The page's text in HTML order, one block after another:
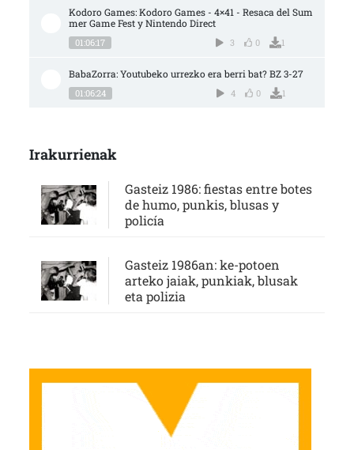
Kodoro Games: Kodoro Games - 4×41 - Resaca del Sum
mer Game Fest y Nintendo Direct
01:06:17 3 0 1
BabaZorra: Youtubeko urrezko era berri bat? BZ 3-27
01:06:24 4 0 1
Irakurrienak
Gasteiz 1986: fiestas entre botes
de humo, punkis, blusas y
policía
Gasteiz 1986an: ke-potoen
arteko jaiak, punkiak, blusak
eta polizia